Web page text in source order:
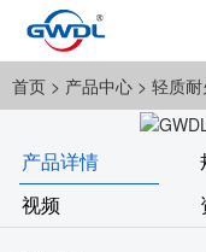
首页 > 产品中心 > 轻质
产品详情
视频